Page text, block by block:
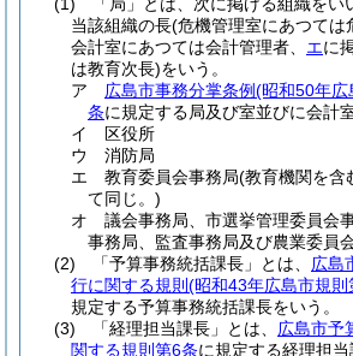
当該組織の長(危機管理室にあつては
会計室にあつては会計管理者、 エに
は教育次長)をいう。
ア
広島市事務分掌条例(昭和50年広
条に規定する局及び室並びに会計
イ
区役所
ウ
消防局
エ
教育委員会事務局(教育機関を含
て同じ。)
オ
議会事務局、市選挙管理委員会
事務局、監査事務局及び農業委員
(2)
「予算事務統括課長」とは、 広島
行に関する規則 (昭和43年広島市規則
規定する予算事務統括課長をいう。
(3)
「経理担当課長」とは、 広島市予
関する規則第6条に規定する経理担当